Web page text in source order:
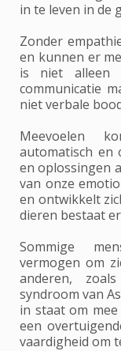
in te leven in de
Zonder
en kunnen er
is niet alleen
communicatie
niet verbale
Meevoelen
automatisch en
en oplossingen
van onze
en ontwikkelt
dieren bestaat
Sommige
vermogen om
anderen,
syndroom van
in staat om
een
vaardigheid om